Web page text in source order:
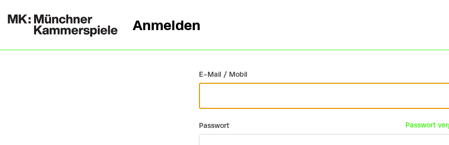
Zurück
Anmelden
E-Mail / Mobil
Passwort Passwort